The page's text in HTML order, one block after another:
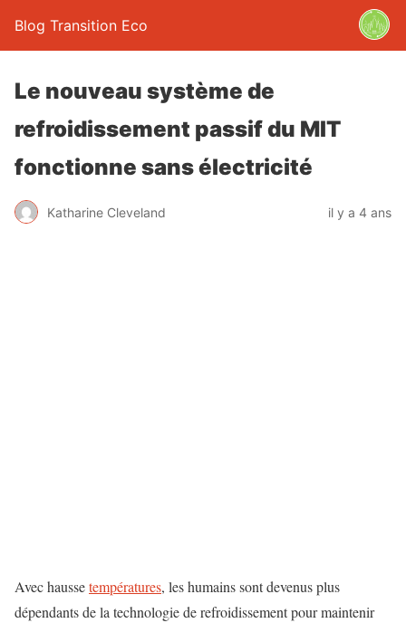
Blog Transition Eco
Le nouveau système de
refroidissement passif du MIT
fonctionne sans électricité
Katharine Cleveland il y a 4 ans
Avec haussetempératures, les humains sont devenus plus
dépendants de la technologie de refroidissement pour maintenir